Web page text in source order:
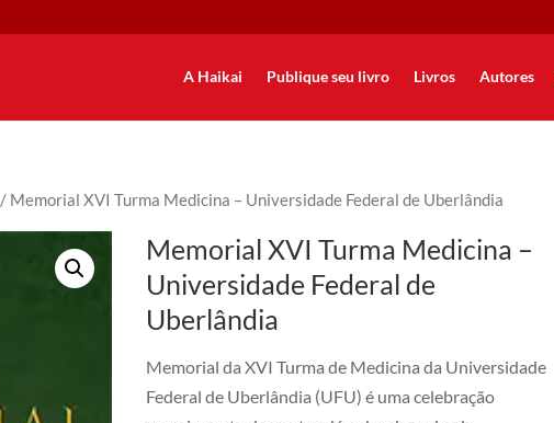
A Haikai Publique seu livro Livros Autores
/ Memorial XVI Turma Medicina – Universidade Federal de Uberlândia
Memorial XVI Turma Medicina –
Universidade Federal de
Uberlândia
Memorial da XVI Turma de Medicina da Universidade
Federal de Uberlândia (UFU) é uma celebração